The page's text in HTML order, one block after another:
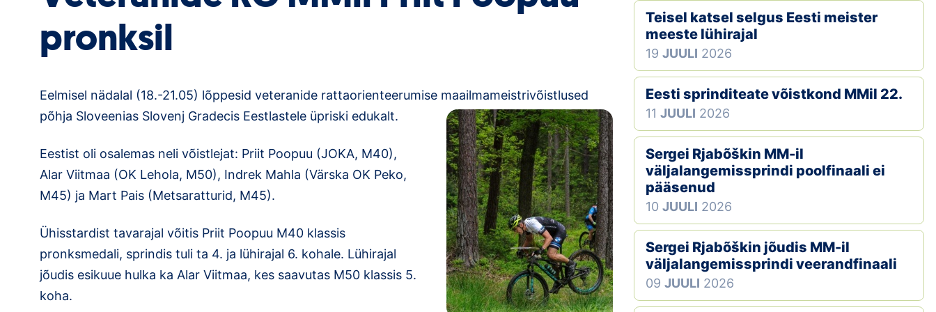
Klubid
Suletud maastikud
Püsirajad
Koolitused
pronksil
Eelmisel nädalal (18.-21.05) lõppesid veteranide rattaorienteerumise maailmameistrivõistlused
põhja Sloveenias Slovenj Gradecis Eestlastele üpriski edukalt.
Eestist oli osalemas neli võistlejat: Priit Poopuu (JOKA, M40),
Alar Viitmaa (OK Lehola, M50), Indrek Mahla (Värska OK Peko,
M45) ja Mart Pais (Metsaratturid, M45).
Ühisstardist tavarajal võitis Priit Poopuu M40 klassis
pronksmedali, sprindis tuli ta 4. ja lühirajal 6. kohale. Lühirajal
jõudis esikuue hulka ka Alar Viitmaa, kes saavutas M50 klassis 5.
koha.
Teisel katsel selgus Eesti meister
meeste lühirajal
19 JUULI 2026
Eesti sprinditeate võistkond MMil 22.
11 JUULI 2026
Sergei Rjabõškin MM-il
väljalangemissprindi poolfinaali ei
pääsenud
10 JUULI 2026
Sergei Rjabõškin jõudis MM-il
väljalangemissprindi veerandfinaali
09 JUULI 2026